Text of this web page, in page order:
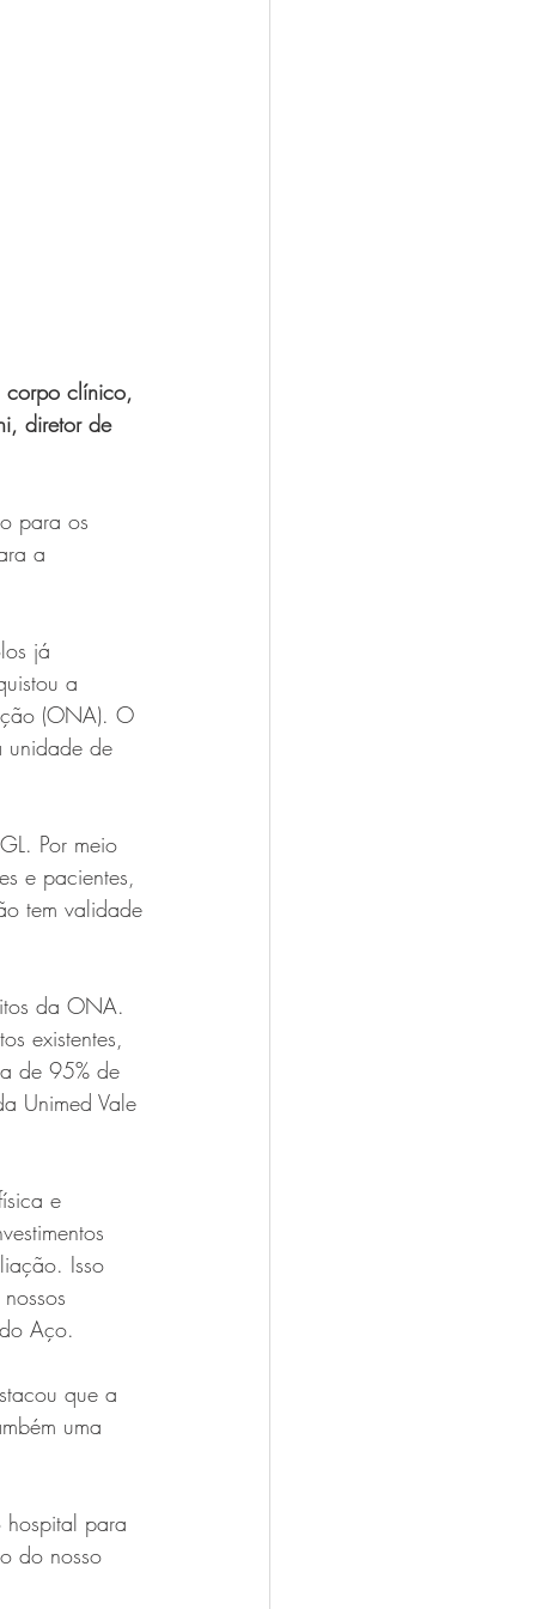
corpo clínico,
diretor de
para os
a
já
a
(ONA). O
unidade de
Por meio
e pacientes,
tem validade
da ONA.
existentes,
de 95% de
Unimed Vale
e
Isso
Aço.
que a
uma
para
do nosso